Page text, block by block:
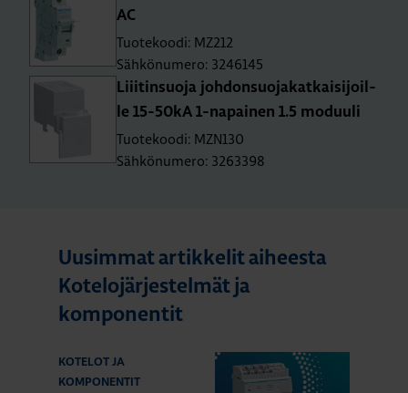
AC
Tuotekoodi: MZ212
Sähkönumero: 3246145
Liii­tin­suo­ja joh­don­suo­ja­kat­kai­si­joil­
le 15-50­kA 1-na­pai­nen 1.5 mo­duu­li
Tuotekoodi: MZN130
Sähkönumero: 3263398
Uusimmat artikkelit aiheesta
Kotelojärjestelmät ja
komponentit
KOTELOT JA
KOMPONENTIT